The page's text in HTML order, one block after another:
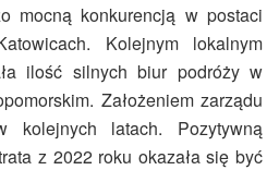
mocną konkurencją w postaci
Kolejnym lokalnym
ilość silnych biur podróży w
Założeniem zarządu
kolejnych latach. Pozytywną
z 2022 roku okazała się być